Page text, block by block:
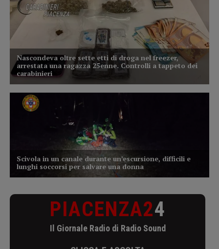
PIACENZA24
Il Giornale Radio di Radio Sound